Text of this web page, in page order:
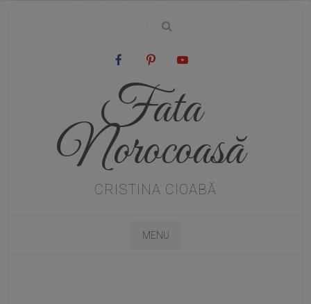
Fata
Norocoasă
CRISTINA CIOABĂ
MENU